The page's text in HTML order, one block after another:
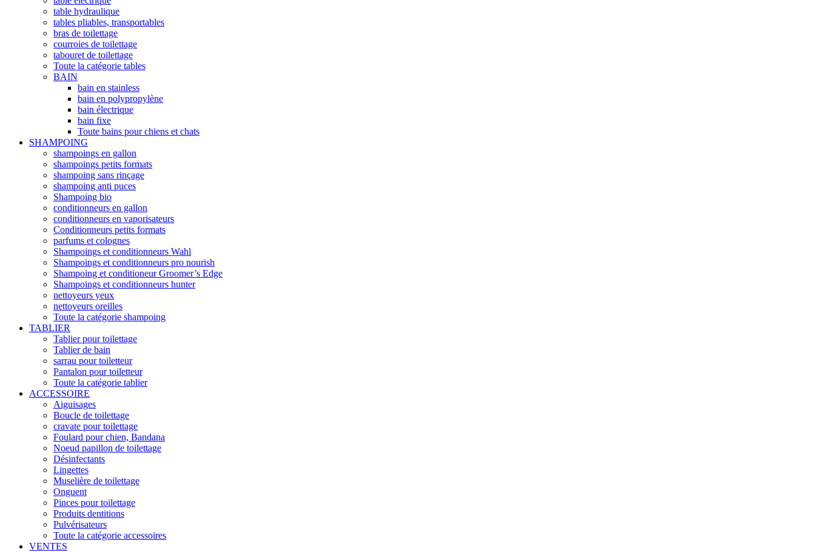
table hydraulique
tables pliables, transportables
bras de toilettage
courroies de toilettage
tabouret de toilettage
Toute la catégorie tables
BAIN
bain en stainless
bain en polypropylène
bain électrique
bain fixe
Toute bains pour chiens et chats
SHAMPOING
shampoings en gallon
shampoings petits formats
shampoing sans rinçage
shampoing anti puces
Shampoing bio
conditionneurs en gallon
conditionneurs en vaporisateurs
Conditionneurs petits formats
parfums et colognes
Shampoings et conditionneurs Wahl
Shampoings et conditionneurs pro nourish
Shampoing et conditioneur Groomer’s Edge
Shampoings et conditionneurs hunter
nettoyeurs yeux
nettoyeurs oreilles
Toute la catégorie shampoing
TABLIER
Tablier pour toilettage
Tablier de bain
sarrau pour toiletteur
Pantalon pour toiletteur
Toute la catégorie tablier
ACCESSOIRE
Aiguisages
Boucle de toilettage
cravate pour toilettage
Foulard pour chien, Bandana
Noeud papillon de toilettage
Désinfectants
Lingettes
Muselière de toilettage
Onguent
Pinces pour toilettage
Produits dentitions
Pulvérisateurs
Toute la catégorie accessoires
VENTES